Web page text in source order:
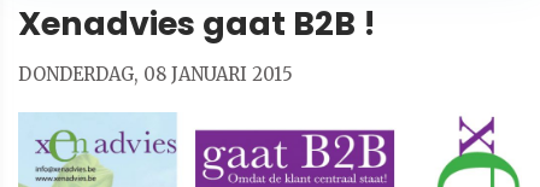
Xenadvies gaat B2B !
DONDERDAG, 08 JANUARI 2015